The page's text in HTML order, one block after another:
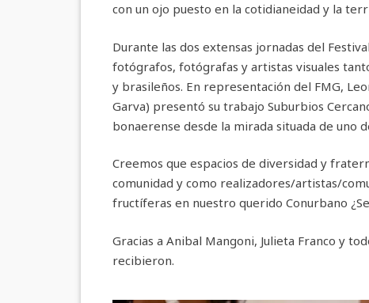
con un ojo puesto en la cotidianeidad y la
Durante las dos extensas jornadas del
fotógrafos, fotógrafas y artistas visuales
y brasileños. En representación del FMG,
Garva) presentó su trabajo Suburbios
bonaerense desde la mirada situada de uno
Creemos que espacios de diversidad y
comunidad y como realizadores/artistas/
fructíferas en nuestro querido Conurbano
Gracias a Anibal Mangoni, Julieta Franco y
recibieron.